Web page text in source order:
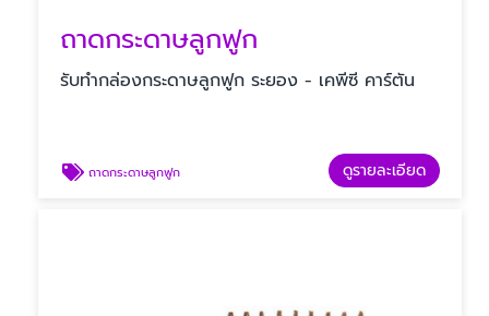
ถาดกระดาษลูกฟูก
รับทํากล่องกระดาษลูกฟูก ระยอง - เคพีซี คาร์ตัน
ถาดกระดาษลูกฟูก ดูรายละเอียด